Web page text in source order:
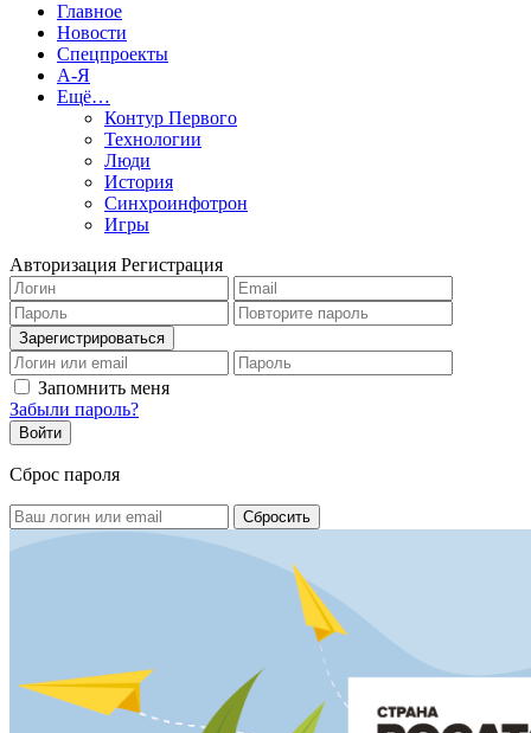
Главное
Новости
Спецпроекты
А-Я
Ещё…
Контур Первого
Технологии
Люди
История
Синхроинфотрон
Игры
Авторизация Регистрация
Запомнить меня
Забыли пароль?
Сброс пароля